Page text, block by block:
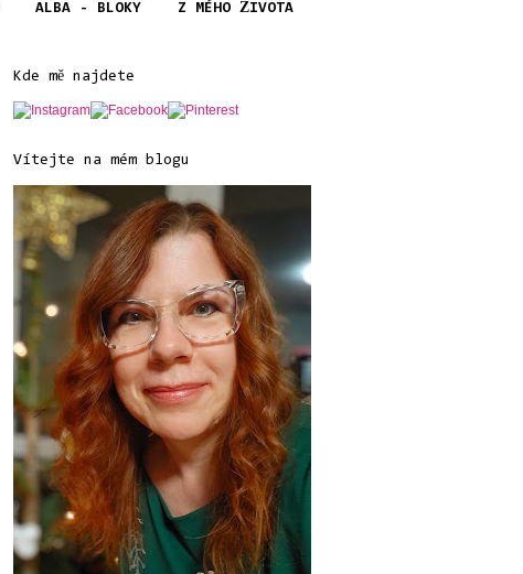
ALBA - BLOKY Z MÉHO ŽIVOTA
Kde mě najdete
Vítejte na mém blogu